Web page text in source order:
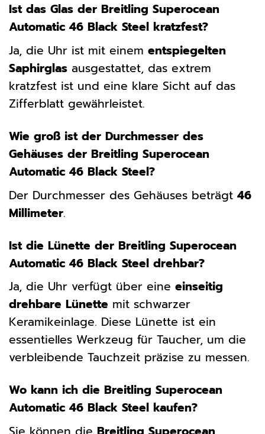
Ist das Glas der Breitling Superocean
Automatic 46 Black Steel kratzfest?
Ja, die Uhr ist mit einem entspiegelten
Saphirglas ausgestattet, das extrem
kratzfest ist und eine klare Sicht auf das
Zifferblatt gewährleistet.
Wie groß ist der Durchmesser des
Gehäuses der Breitling Superocean
Automatic 46 Black Steel?
Der Durchmesser des Gehäuses beträgt 46
Millimeter.
Ist die Lünette der Breitling Superocean
Automatic 46 Black Steel drehbar?
Ja, die Uhr verfügt über eine einseitig
drehbare Lünette mit schwarzer
Keramikeinlage. Diese Lünette ist ein
essentielles Werkzeug für Taucher, um die
verbleibende Tauchzeit präzise zu messen.
Wo kann ich die Breitling Superocean
Automatic 46 Black Steel kaufen?